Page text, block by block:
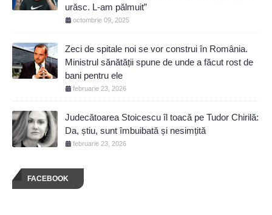
urăsc. L-am pălmuit”
octombrie 09, 2025
Zeci de spitale noi se vor construi în România.
Ministrul sănătății spune de unde a făcut rost de
bani pentru ele
februarie 23, 2026
Judecătoarea Stoicescu îl toacă pe Tudor Chirilă:
Da, știu, sunt îmbuibată și nesimțită
februarie 23, 2026
FACEBOOK